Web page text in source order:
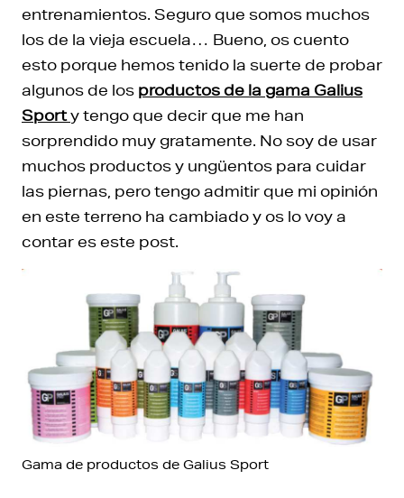
entrenamientos. Seguro que somos muchos
los de la vieja escuela… Bueno, os cuento
esto porque hemos tenido la suerte de probar
algunos de los productos de la gama Galius
Sporty tengo que decir que me han
sorprendido muy gratamente. No soy de usar
muchos productos y ungüentos para cuidar
las piernas, pero tengo admitir que mi opinión
en este terreno ha cambiado y os lo voy a
contar es este post.
Gama de productos de Galius Sport